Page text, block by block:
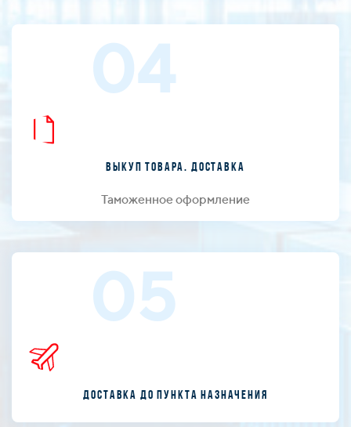
04
Выкуп товара. Доставка
Таможенное оформление
05
Доставка до пункта назначения